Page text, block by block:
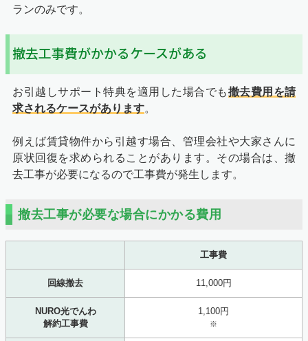
ランのみです。
撤去工事費がかかるケースがある
お引越しサポート特典を適用した場合でも撤去費用を請
求されるケースがあります。
例えば賃貸物件から引越す場合、管理会社や大家さんに
原状回復を求められることがあります。その場合は、撤
去工事が必要になるので工事費が発生します。
撤去工事が必要な場合にかかる費用
工事費
回線撤去 11,000円
NURO光でんわ
解約工事費
1,100円
※